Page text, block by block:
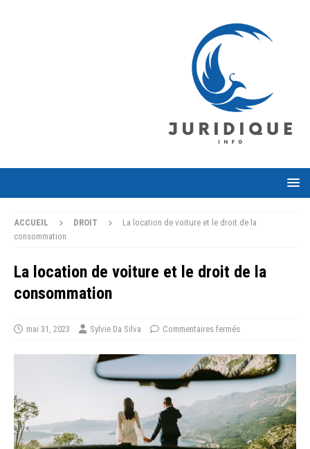
ACCUEIL DROIT
La location de voiture et le droit de la
consommation
La location de voiture et le droit de la
consommation
mai 31, 2023 Sylvie Da Silva Commentaires fermés